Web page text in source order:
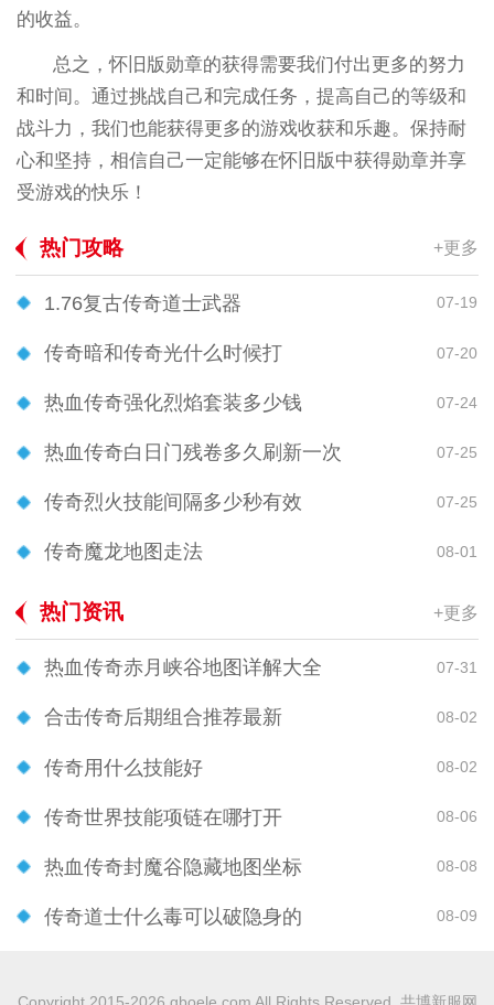
的收益。
总之，怀旧版勋章的获得需要我们付出更多的努力
和时间。通过挑战自己和完成任务，提高自己的等级和
战斗力，我们也能获得更多的游戏收获和乐趣。保持耐
心和坚持，相信自己一定能够在怀旧版中获得勋章并享
受游戏的快乐！
热门攻略 +更多
1.76复古传奇道士武器 07-19
传奇暗和传奇光什么时候打 07-20
热血传奇强化烈焰套装多少钱 07-24
热血传奇白日门残卷多久刷新一次 07-25
传奇烈火技能间隔多少秒有效 07-25
传奇魔龙地图走法 08-01
热门资讯 +更多
热血传奇赤月峡谷地图详解大全 07-31
合击传奇后期组合推荐最新 08-02
传奇用什么技能好 08-02
传奇世界技能项链在哪打开 08-06
热血传奇封魔谷隐藏地图坐标 08-08
传奇道士什么毒可以破隐身的 08-09
Copyright 2015-2026 gboele.com All Rights Reserved. 共博新服网